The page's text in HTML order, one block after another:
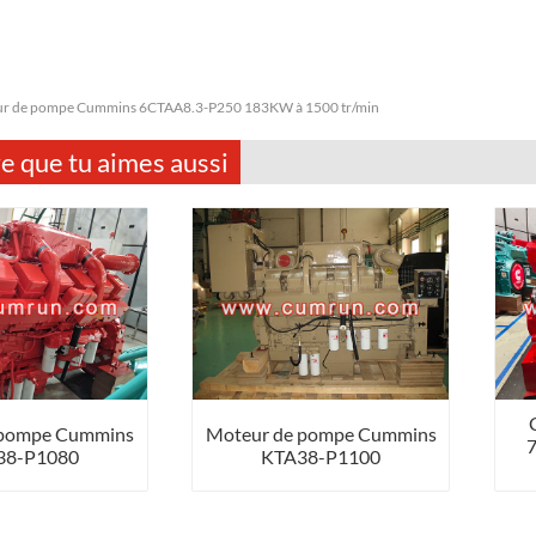
de pompe Cummins 6CTAA8.3-P250 183KW à 1500 tr/min
que tu aimes aussi
Cummins
P1080
Moteur de pompe Cummins
KTA38-P1100